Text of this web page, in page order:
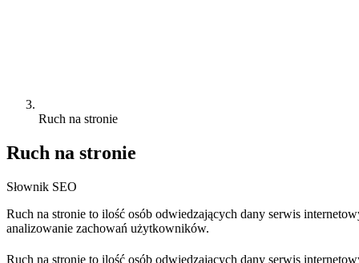
Ruch na stronie
Ruch na stronie
Słownik SEO
Ruch na stronie to ilość osób odwiedzających dany serwis
analizowanie zachowań użytkowników.
Ruch na stronie to ilość osób odwiedzających dany serwis